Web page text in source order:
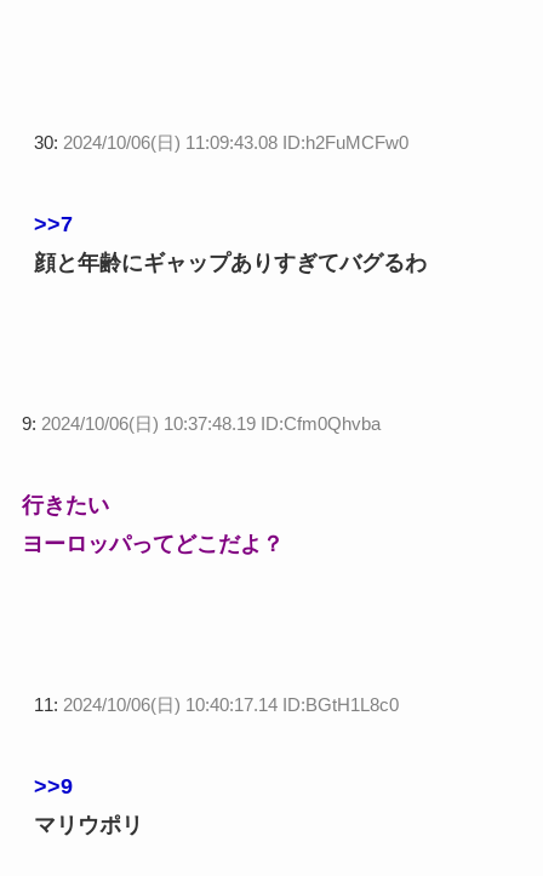
30: 2024/10/06(日) 11:09:43.08 ID:h2FuMCFw0
>>7
顔と年齢にギャップありすぎてバグるわ
9: 2024/10/06(日) 10:37:48.19 ID:Cfm0Qhvba
行きたい
ヨーロッパってどこだよ？
11: 2024/10/06(日) 10:40:17.14 ID:BGtH1L8c0
>>9
マリウポリ